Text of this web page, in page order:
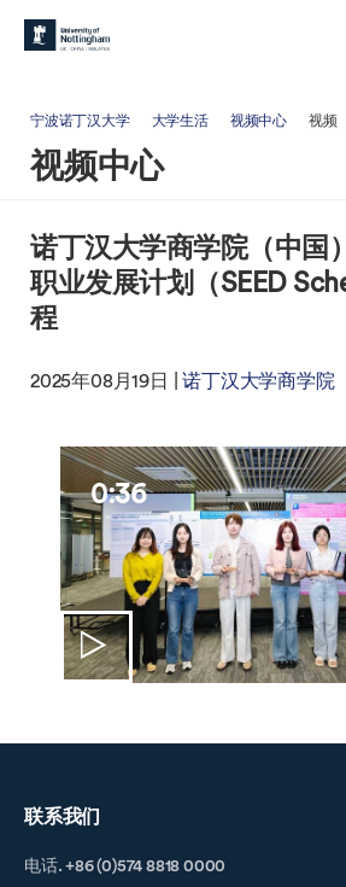
宁波诺丁汉大学 大学生活 视频中心 视频
视频中心
诺丁汉大学商学院（中国
职业发展计划（SEED
程
2025年08月19日 |诺丁汉大学商学院
0:36
联系我们
电话. +86 (0)574 8818 0000